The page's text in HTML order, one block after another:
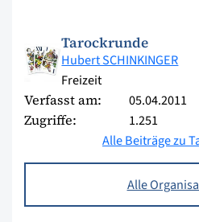
Tarockrunde
Hubert SCHINKINGER
Freizeit
Verfasst am: 05.04.2011
Zugriffe:
1.251
Alle Beiträge zu
Alle